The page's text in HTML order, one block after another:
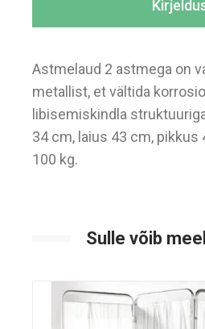
Astmelaud 2 astmega on
metallist, et vältida
libisemiskindla
34 cm, laius 43 cm, pikkus
100 kg.
Sulle võib